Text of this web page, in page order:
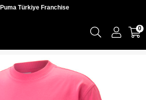
Puma Türkiye Franchise
0